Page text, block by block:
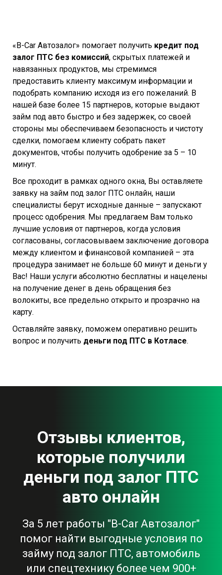
«B-Car Автозалог» помогает получить кредит под
залог ПТС без комиссий, скрытых платежей и
навязанных продуктов, мы стремимся
предоставить клиенту максимум информации и
подобрать компанию исходя из его пожеланий. В
нашей базе более 15 партнеров, которые выдают
займ под авто быстро и без задержек, со своей
стороны мы обеспечиваем безопасность и чистоту
сделки, помогаем клиенту собрать пакет
документов, чтобы получить одобрение за 5 – 10
минут.
Все проходит в рамках одного окна, Вы оставляете
заявку на займ под залог ПТС онлайн, наши
специалисты берут исходные данные – запускают
процесс одобрения. Мы предлагаем Вам только
лучшие условия от партнеров, когда условия
согласованы, согласовываем заключение договора
между клиентом и финансовой компанией – эта
процедура занимает не больше 60 минут и деньги у
Вас! Наши услуги абсолютно бесплатны и нацелены
на получение денег в день обращения без
волокиты, все предельно открыто и прозрачно на
карту.
Оставляйте заявку, поможем оперативно решить
вопрос и получить деньги под ПТС в Котласе.
Отзывы клиентов,
которые получили
деньги под залог ПТС
авто онлайн
За 5 лет работы "B-Car Автозалог"
помог найти выгодные условия по
займу под залог ПТС, автомобиль
или спецтехнику более чем 900+